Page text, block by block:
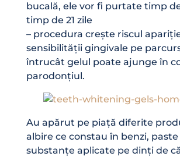
bucală, ele vor fi purtate timp
timp de 21 zile
– procedura crește riscul
sensibilității gingivale pe
întrucât gelul poate ajunge în
parodonțiul.
Au apărut pe piață diferite
albire ce constau în benzi,
substanțe aplicate pe dinți de